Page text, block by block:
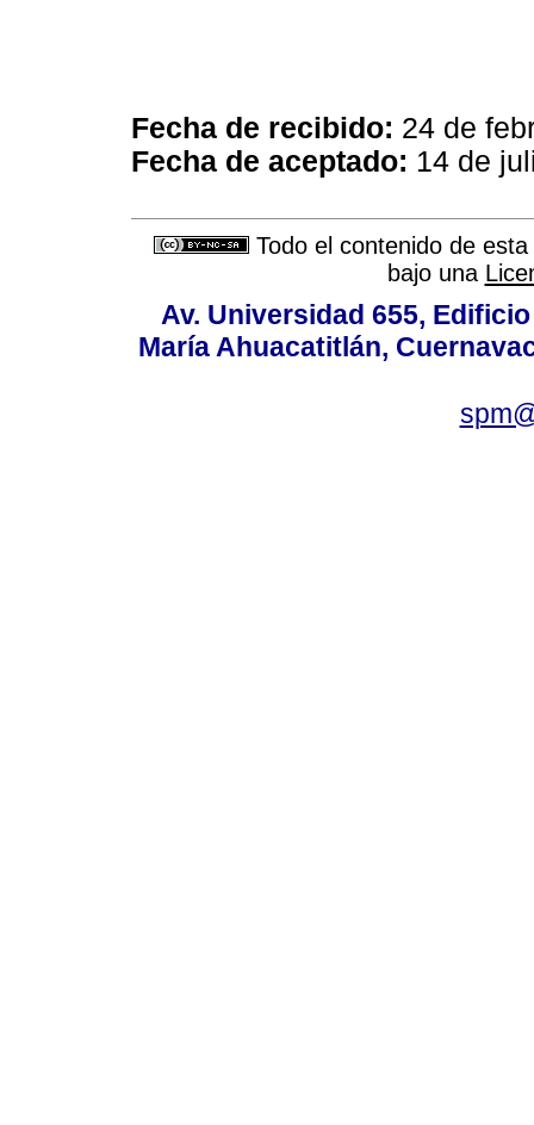
Fecha de recibido: 24 de
Fecha de aceptado: 14 de
Todo el contenido de
bajo una
Av. Universidad 655,
María Ahuacatitlán,